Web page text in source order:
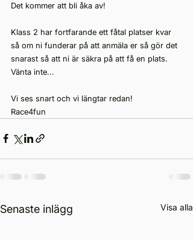
Det kommer att bli åka av!
Klass 2 har fortfarande ett fåtal platser kvar
så om ni funderar på att anmäla er så gör det
snarast så att ni är säkra på att få en plats.
Vänta inte...
Vi ses snart och vi längtar redan!
Race4fun
Senaste inlägg Visa alla